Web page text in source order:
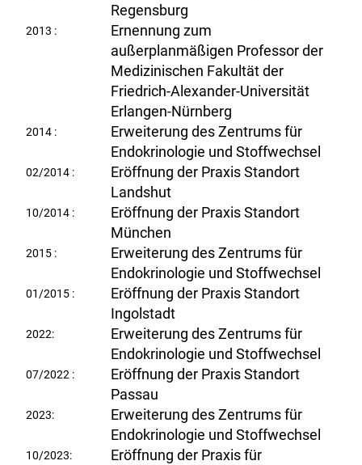
Regensburg
2013 :
Ernennung zum
außerplanmäßigen Professor der
Medizinischen Fakultät der
Friedrich-Alexander-Universität
Erlangen-Nürnberg
2014 :
Erweiterung des Zentrums für
Endokrinologie und Stoffwechsel
02/2014 :
Eröffnung der Praxis Standort
Landshut
10/2014 :
Eröffnung der Praxis Standort
München
2015 :
Erweiterung des Zentrums für
Endokrinologie und Stoffwechsel
01/2015 :
Eröffnung der Praxis Standort
Ingolstadt
2022:
Erweiterung des Zentrums für
Endokrinologie und Stoffwechsel
07/2022 :
Eröffnung der Praxis Standort
Passau
2023:
Erweiterung des Zentrums für
Endokrinologie und Stoffwechsel
10/2023:
Eröffnung der Praxis für